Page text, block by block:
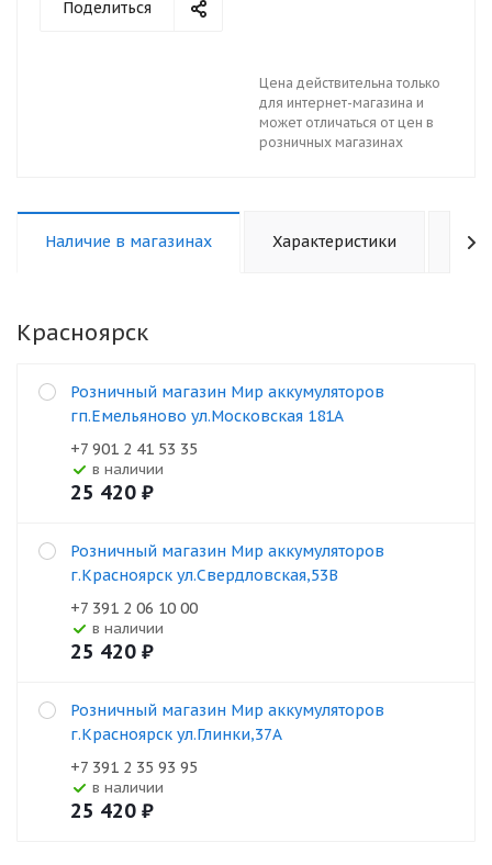
Поделиться
Цена действительна только
для интернет-магазина и
может отличаться от цен в
розничных магазинах
Наличие в магазинах Характеристики
Красноярск
Розничный магазин Мир аккумуляторов
гп.Емельяново ул.Московская 181А
+7 901 2 41 53 35
В наличии
25 420 ₽
Розничный магазин Мир аккумуляторов
г.Красноярск ул.Свердловская,53В
+7 391 2 06 10 00
В наличии
25 420 ₽
Розничный магазин Мир аккумуляторов
г.Красноярск ул.Глинки,37А
+7 391 2 35 93 95
В наличии
25 420 ₽